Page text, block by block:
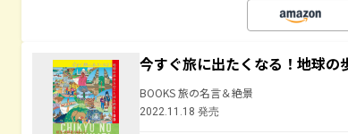
今すぐ旅に出たくなる！地球の
BOOKS 旅の名言＆絶景
2022.11.18 発売